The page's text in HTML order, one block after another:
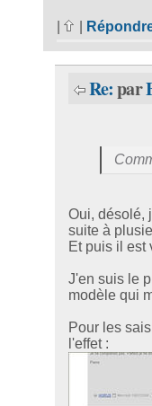
Re:par
Oui, désolé,
suite à
Et puis il est
J'en suis le
modèle qui
Pour les
l'effet :